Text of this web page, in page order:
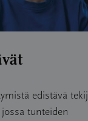
edistävä
tunteiden